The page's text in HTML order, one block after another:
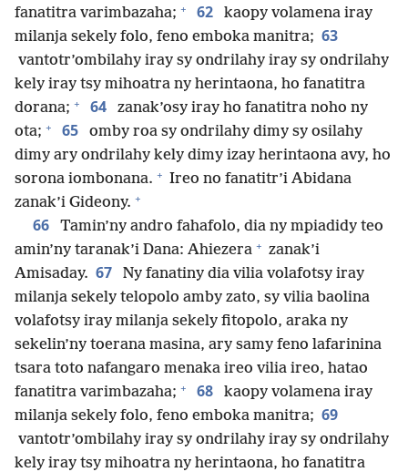
fanatitra varimbazaha; + 62
kaopy volamena iray
milanja sekely folo, feno emboka manitra; 63
vantotr’ombilahy iray sy ondrilahy iray sy ondrilahy
kely iray tsy mihoatra ny herintaona, ho fanatitra
dorana; + 64
zanak’osy iray ho fanatitra noho ny
ota; + 65
omby roa sy ondrilahy dimy sy osilahy
dimy ary ondrilahy kely dimy izay herintaona avy, ho
sorona iombonana. + Ireo no fanatitr’i Abidana
zanak’i Gideony. +
66
Tamin’ny andro fahafolo, dia ny mpiadidy teo
amin’ny taranak’i Dana: Ahiezera + zanak’i
Amisaday. 67
Ny fanatiny dia vilia volafotsy iray
milanja sekely telopolo amby zato, sy vilia baolina
volafotsy iray milanja sekely fitopolo, araka ny
sekelin’ny toerana masina, ary samy feno lafarinina
tsara toto nafangaro menaka ireo vilia ireo, hatao
fanatitra varimbazaha; + 68
kaopy volamena iray
milanja sekely folo, feno emboka manitra; 69
vantotr’ombilahy iray sy ondrilahy iray sy ondrilahy
kely iray tsy mihoatra ny herintaona, ho fanatitra